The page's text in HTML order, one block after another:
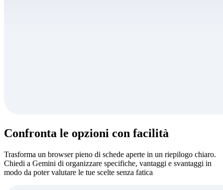
Confronta le opzioni con facilità
Trasforma un browser pieno di schede aperte in un riepilogo chiaro.
Chiedi a Gemini di organizzare specifiche, vantaggi e svantaggi in
modo da poter valutare le tue scelte senza fatica